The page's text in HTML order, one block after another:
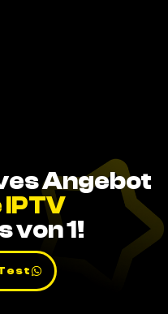
Angebot
von 1!